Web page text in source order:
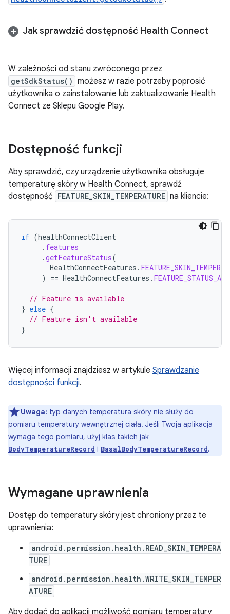
Jak sprawdzić dostępność Health Connect
W zależności od stanu zwróconego przez
getSdkStatus() możesz w razie potrzeby poprosić
użytkownika o zainstalowanie lub zaktualizowanie Health
Connect ze Sklepu Google Play.
Dostępność funkcji
Aby sprawdzić, czy urządzenie użytkownika obsługuje
temperaturę skóry w Health Connect, sprawdź
dostępność FEATURE_SKIN_TEMPERATURE na kliencie:
if (healthConnectClient
. features
.getFeatureStatus(
HealthConnectFeatures .
)
== HealthConnectFeatures .
// Feature is available
} else {
// Feature isn't available
}
Więcej informacji znajdziesz w artykule Sprawdzanie
dostępności funkcji.
Uwaga: typ danych temperatura skóry nie służy do
pomiaru temperatury wewnętrznej ciała. Jeśli Twoja aplikacja
wymaga tego pomiaru, użyj klas takich jak
BodyTemperatureRecord i BasalBodyTemperatureRecord.
Wymagane uprawnienia
Dostęp do temperatury skóry jest chroniony przez te
uprawnienia:
android.permission.health.READ_SKIN_TEMPERA
TURE
android.permission.health.WRITE_SKIN_TEMPER
ATURE
Aby dodać do aplikacji możliwość pomiaru temperatury